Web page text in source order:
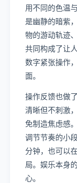
用不同的色温
是幽静的暗紫
物的游动轨迹
共同构成了让
数字紧张操作
面。
操作反馈也做
清晰但不刺激
免制造焦虑感
调节节奏的小
分钟，也可以
局。娱乐本身
心。